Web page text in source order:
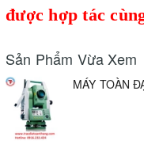
được hợp tác
Sản Phẩm Vừa Xem
MÁY TOÀN